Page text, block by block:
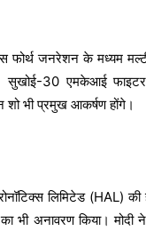
जनरेशन के मध्यम
सुखोई-30 एमकेआई
शो भी प्रमुख आकर्षण होंगे।
लिमिटेड (HAL)
का भी अनावरण किया।